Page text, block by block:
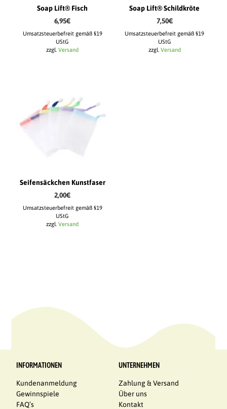
Soap Lift® Fisch
6,95€
Umsatzsteuerbefreit gemäß §19
UStG
zzgl.Versand
Soap Lift® Schildkröte
7,50€
Umsatzsteuerbefreit gemäß §19
UStG
zzgl. Versand
Seifensäckchen Kunstfaser
2,00€
Umsatzsteuerbefreit gemäß §19
UStG
zzgl.Versand
INFORMATIONEN
Kundenanmeldung
Gewinnspiele
FAQ’s
UNTERNEHMEN
Zahlung & Versand
Über uns
Kontakt